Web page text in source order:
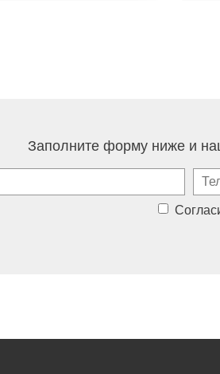
Заполните форму ниже и